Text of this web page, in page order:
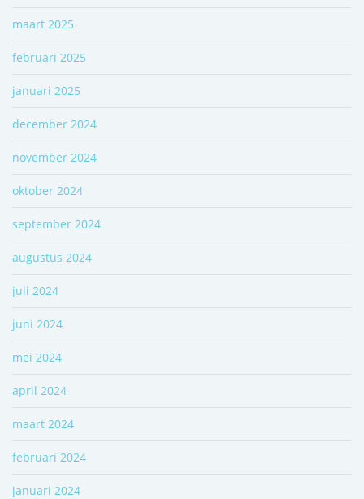
maart 2025
februari 2025
januari 2025
december 2024
november 2024
oktober 2024
september 2024
augustus 2024
juli 2024
juni 2024
mei 2024
april 2024
maart 2024
februari 2024
januari 2024